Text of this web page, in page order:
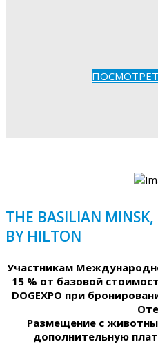
THE BASILIAN
BY HILTON
Участникам
15 % от базовой
DOGEXPO при
Размещение с
дополнительную